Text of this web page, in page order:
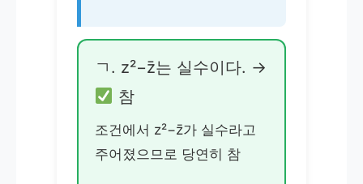
ㄱ. z²−z̄는 실수이다. →
참
조건에서 z²−z̄가 실수라고
주어졌으므로 당연히 참